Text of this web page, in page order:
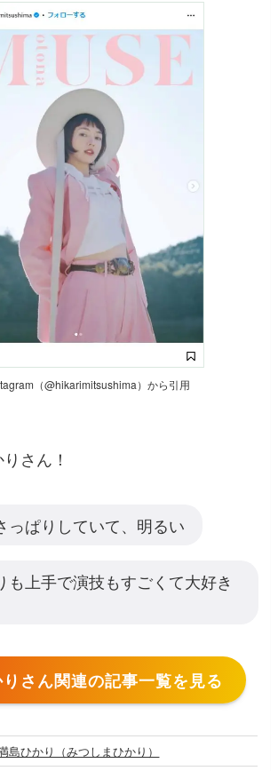
（@hikarimitsushima）から引用
さん！
っぱりしていて、明るい
も上手で演技もすごくて大好き
さん関連の記事一覧を見る
島ひかり（みつしまひかり）